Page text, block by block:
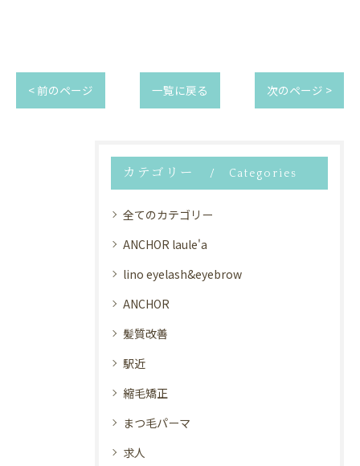
< 前のページ 一覧に戻る 次のページ >
カテゴリー Categories
全てのカテゴリー
ANCHOR laule'a
lino eyelash&eyebrow
ANCHOR
髪質改善
駅近
縮毛矯正
まつ毛パーマ
求人